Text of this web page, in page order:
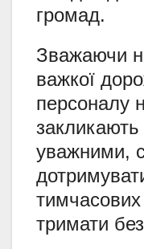
громад.
Зважаючи
важкої
персоналу
уважними,
тимчасових
тримати